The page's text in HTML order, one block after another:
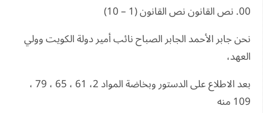
00. نص القانون نص القانون (1 – 10)
نحن جابر الأحمد الجابر الصباح نائب أمير دولة الكويت وولي
العهد،
بعد الاطلاع على الدستور وبخاضة المواد 2، 61 ، 65 ، 79 ،
109 منه